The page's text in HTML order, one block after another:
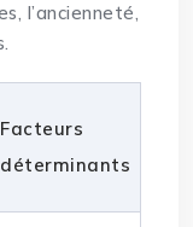
l’ancienneté,
Facteurs
déterminants